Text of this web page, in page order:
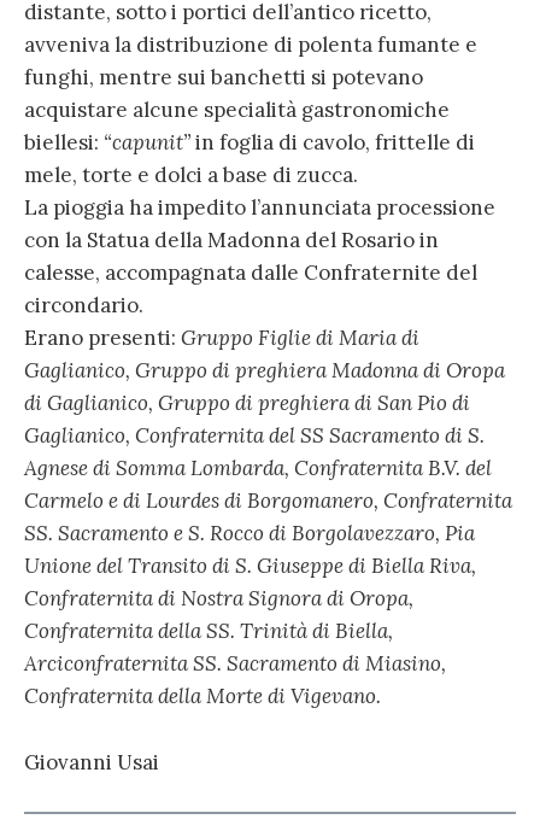
distante, sotto i portici dell’antico ricetto,
avveniva la distribuzione di polenta fumante e
funghi, mentre sui banchetti si potevano
acquistare alcune specialità gastronomiche
biellesi: “capunit”in foglia di cavolo, frittelle di
mele, torte e dolci a base di zucca.
La pioggia ha impedito l’annunciata processione
con la Statua della Madonna del Rosario in
calesse, accompagnata dalle Confraternite del
circondario.
Erano presenti: Gruppo Figlie di Maria di
Gaglianico, Gruppo di preghiera Madonna di Oropa
di Gaglianico, Gruppo di preghiera di San Pio di
Gaglianico, Confraternita del SS Sacramento di S.
Agnese di Somma Lombarda, Confraternita B.V. del
Carmelo e di Lourdes di Borgomanero, Confraternita
SS. Sacramento e S. Rocco di Borgolavezzaro, Pia
Unione del Transito di S. Giuseppe di Biella Riva,
Confraternita di Nostra Signora di Oropa,
Confraternita della SS. Trinità di Biella,
Arciconfraternita SS. Sacramento di Miasino,
Confraternita della Morte di Vigevano.
Giovanni Usai